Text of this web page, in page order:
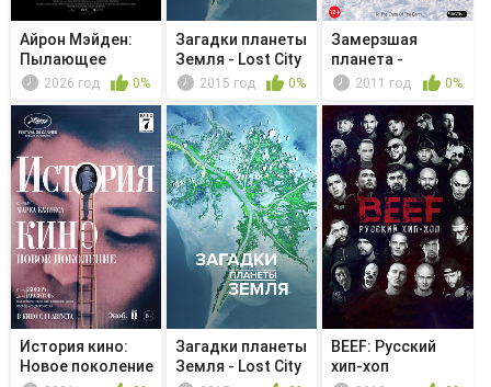
Айрон Мэйден:
Пылающее
стремление
2026 год 0%
Загадки планеты
Земля - Lost City
of ...2015 год 0%
Замерзшая
планета -
Последний
2011 год 0%
История кино:
Новое поколение
Загадки планеты
Земля - Lost City
BEEF: Русский
хип-хоп